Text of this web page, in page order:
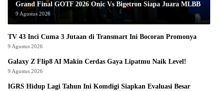
Grand Final GOTF 2026 Onic Vs Bigetron Siapa Juara MLBB
9 Agustus 2026
TV 43 Inci Cuma 3 Jutaan di Transmart Ini Bocoran Promonya
9 Agustus 2026
Galaxy Z Flip8 AI Makin Cerdas Gaya Lipatmu Naik Level!
9 Agustus 2026
IGRS Hidup Lagi Tahun Ini Komdigi Siapkan Evaluasi Besar